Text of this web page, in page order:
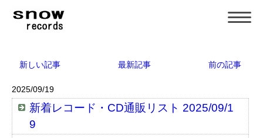
新しい記事 最新記事 前の記事
2025/09/19
新着レコード・CD通販リスト 2025/09/1
9